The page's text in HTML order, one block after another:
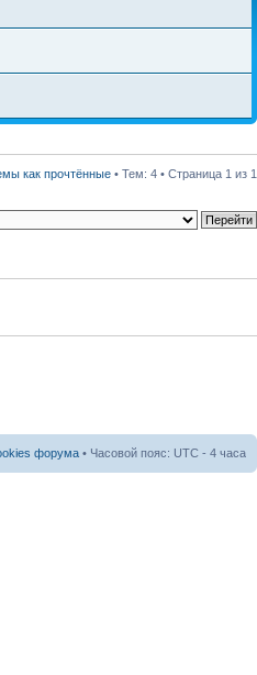
как прочтённые • Тем: 4 • Страница 1 из 1
форума • Часовой пояс: UTC - 4 часа